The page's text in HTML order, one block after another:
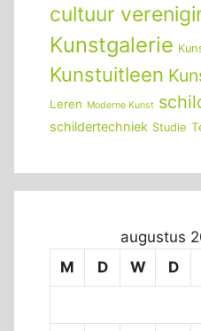
cultuur
Kunstgalerie
Kunstuitleen
Leren Moderne Kunst
schildertechniek Studie
augustus
M
D W D